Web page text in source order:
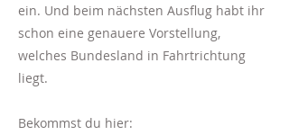
ein. Und beim nächsten Ausflug habt ihr
schon eine genauere Vorstellung,
welches Bundesland in Fahrtrichtung
liegt.
Bekommst du hier: